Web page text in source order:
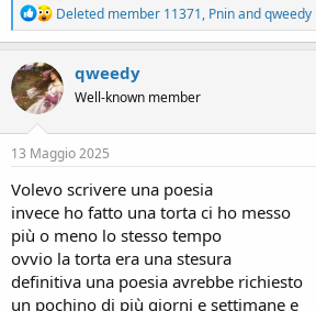
R
e
a
c
t
i
n
s
Deleted member 11371, Pninandqweedy
qweedy
Well-known member
13 Maggio 2025
Volevo scrivere una poesia
invece ho fatto una torta ci ho messo
più o meno lo stesso tempo
ovvio la torta era una stesura
definitiva una poesia avrebbe richiesto
un pochino di più giorni e settimane e